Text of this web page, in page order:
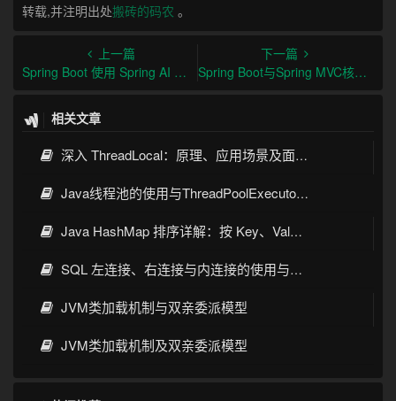
转载,并注明出处搬砖的码农 。
上一篇
Spring Boot 使用 Spring AI 实战指南：从聊天调用到 RAG 落地
下一篇
Spring Boot与Spring MVC核心注解
相关文章
深入 ThreadLocal：原理、应用场景及面试考点全指南
Java线程池的使用与ThreadPoolExecutor详解
Java HashMap 排序详解：按 Key、Value 排序的几种常见写法
SQL 左连接、右连接与内连接的使用与区别
JVM类加载机制与双亲委派模型
JVM类加载机制及双亲委派模型